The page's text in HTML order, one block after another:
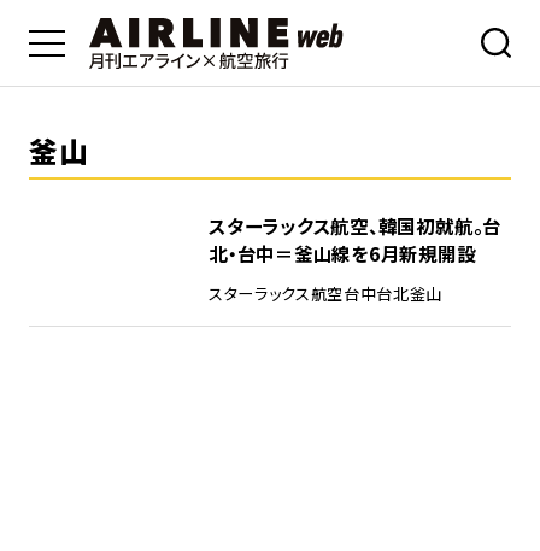
釜山
スターラックス航空、韓国初就航。台
北・台中＝釜山線を6月新規開設
スターラックス航空台中台北釜山